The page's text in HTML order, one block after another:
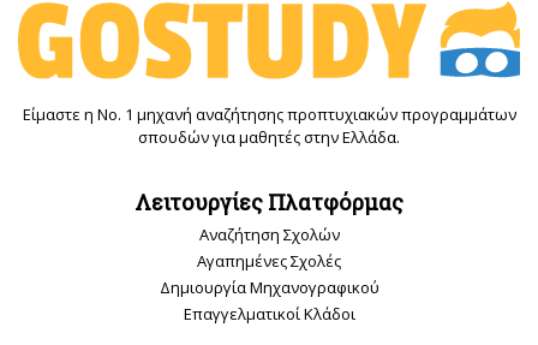
Είμαστε η Νο. 1 μηχανή αναζήτησης προπτυχιακών προγραμμάτων
σπουδών για μαθητές στην Ελλάδα.
Λειτουργίες Πλατφόρμας
Αναζήτηση Σχολών
Αγαπημένες Σχολές
Δημιουργία Μηχανογραφικού
Επαγγελματικοί Κλάδοι